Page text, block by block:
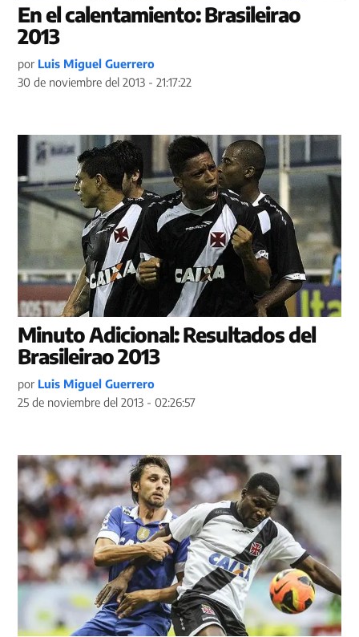
En el calentamiento: Brasileirao
2013
por Luis Miguel Guerrero
30 de noviembre del 2013 - 21:17:22
Minuto Adicional: Resultados del
Brasileirao 2013
por Luis Miguel Guerrero
25 de noviembre del 2013 - 02:26:57